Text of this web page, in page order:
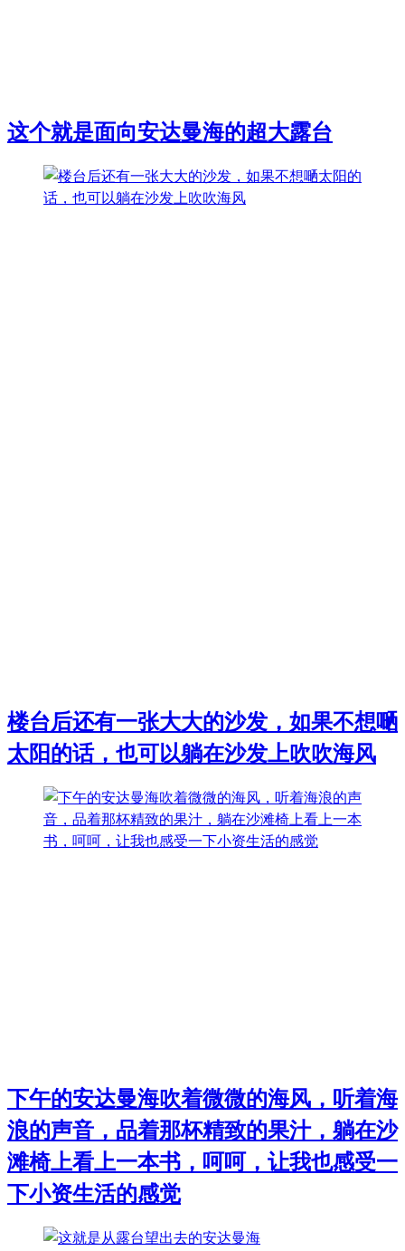
这个就是面向安达曼海的超大露台
楼台后还有一张大大的沙发，如果不想嗮
太阳的话，也可以躺在沙发上吹吹海风
下午的安达曼海吹着微微的海风，听着海
浪的声音，品着那杯精致的果汁，躺在沙
滩椅上看上一本书，呵呵，让我也感受一
下小资生活的感觉